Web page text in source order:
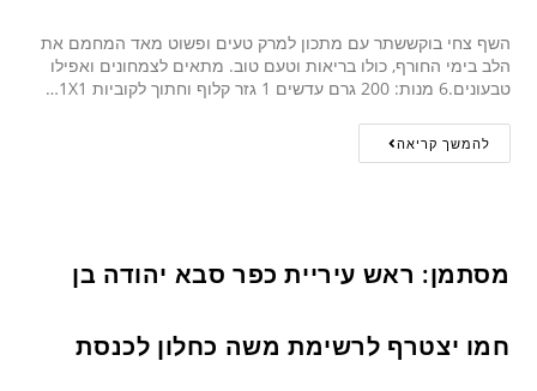
השף צחי בוקששתר עם מתכון למרק טעים ופשוט מאד המחמם את
הלב בימי החורף, כולו בריאות וטעם טוב. מתאים לצמחונים ואפילו
טבעונים.6 מנות: 200 גרם עדשים 1 גזר קלוף וחתוך לקוביות 1X1…
להמשך קריאה
מסתמן: ראש עיריית כפר סבא יהודה בן
חמו יצטרף לרשימת משה כחלון לכנסת